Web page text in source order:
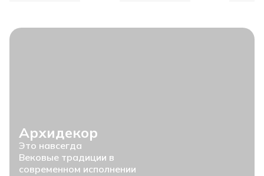
Архидекор
Это навсегда
Вековые традиции в
современном исполнении